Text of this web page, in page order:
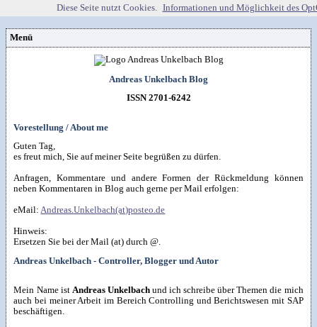
Menü
SAP (354)
Tools (62)
Windows (40)
RSS-Feed 
Webempfehlungen
Workshop & Seminar
Autorenleben
SmartHome
SmartWatch
Weitere Projekte
Kästner für Kinder
Amazon Shopseite
Danke & Transparenz
Spendenübersicht
Impressum
& Datenschutzerklärung
Andreas Unkelbach Blog
ISSN 2701-6242
Vorestellung / About me
Guten Tag,
es freut mich, Sie auf meiner Seite begrüßen zu dürfen.
Anfragen, Kommentare und andere Formen der Rückmeldung können
neben Kommentaren in Blog auch gerne per Mail erfolgen:
eMail:Andreas.Unkelbach(at)posteo.de
Hinweis:
Ersetzen Sie bei der Mail (at) durch @.
Andreas Unkelbach - Controller, Blogger und Autor
Mein Name ist Andreas Unkelbachund ich schreibe über Themen die mich
auch bei meiner Arbeit im Bereich Controlling und Berichtswesen mit SAP
beschäftigen.
Diese Seite nutzt Cookies. Informationen und Möglichkeit des